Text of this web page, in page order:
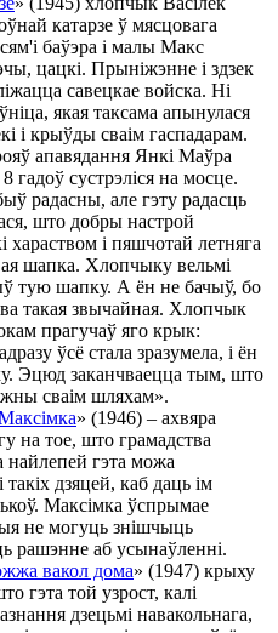
катарзе ў мясцовага
баўэра і малы Макс
цацкі. Прыніжэнне і здзек
савецкае войска. Ні
якая таксама апынулася
і крыўды сваім гаспадарам.
апавядання Янкі Маўра
гадоў сустрэліся на мосце.
радасны, але гэту радасць
што добры настрой
і пяшчотай летняга
шапка. Хлопчыку вельмі
тую шапку. А ён не бачыў, бо
такая звычайная. Хлопчык
прагучаў яго крык:
ўсё стала зразумела, і ён
Эцюд заканчваецца тым, што
сваім шляхам».
» (1946) – ахвяра
на тое, што грамадства
найлепей гэта можа
дзяцей, каб даць ім
Максімка ўспрымае
не могуць знішчыць
рашэнне аб усынаўленні.
вакол дома» (1947) крыху
гэта той узрост, калі
дзецьмі навакольнага,